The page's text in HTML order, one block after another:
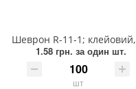
Шеврон R-11-1; клейовий, 7*7см, квадрат бісер білий, блакитний, хакі, 9 кам.
1.58 грн. за один шт.
шт